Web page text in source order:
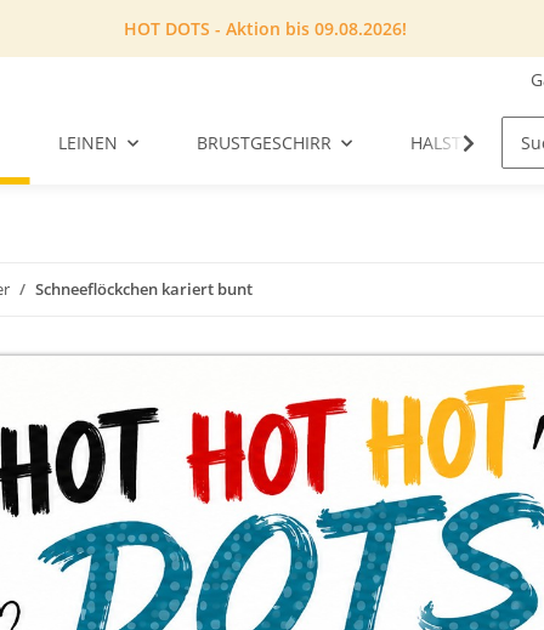
HOT DOTS - Aktion bis 09.08.2026!
LEINEN BRUSTGESCHIRR HALSTUCH
Schneeflöckchen kariert bunt